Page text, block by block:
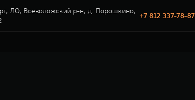
ЛО, Всеволожский р-н, д. Порошкино,
+7 812 337-78-87